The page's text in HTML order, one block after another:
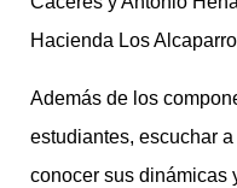
Hacienda Los
Además de los
estudiantes, escuchar
conocer sus dinámicas